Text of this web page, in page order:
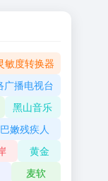
敏度转换器
广播电视台
黑山音乐
嫩残疾人
黄金
麦软